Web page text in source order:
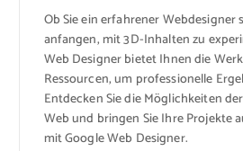
Ob Sie ein erfahrener Webdesigner
anfangen, mit 3D-Inhalten zu
Web Designer bietet Ihnen die
Ressourcen, um professionelle
Entdecken Sie die Möglichkeiten
Web und bringen Sie Ihre Projekte
mit Google Web Designer.